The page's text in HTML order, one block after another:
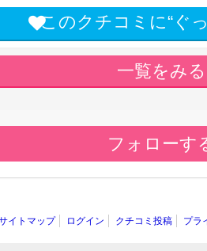
このクチコミに“ぐ
一覧をみる
フォローす
イトマップ ログイン クチコミ投稿 プラ